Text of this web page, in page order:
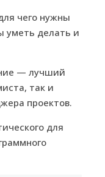
чего нужны
уметь делать и
— лучший
так и
проектов.
для